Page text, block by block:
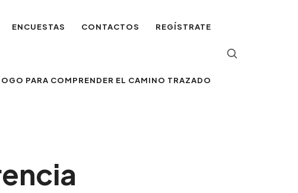
ENCUESTAS CONTACTOS REGÍSTRATE
PARA COMPRENDER EL CAMINO TRAZADO